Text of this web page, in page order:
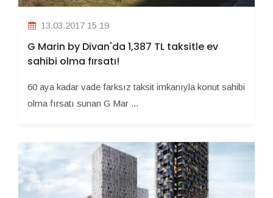
13.03.2017 15:19
G Marin by Divan'da 1,387 TL taksitle ev
sahibi olma fırsatı!
60 aya kadar vade farksız taksit imkanıyla konut sahibi
olma fırsatı sunan G Mar ...